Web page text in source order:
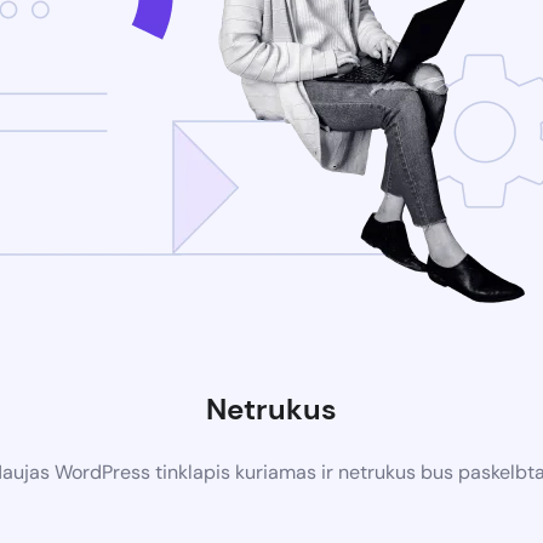
Netrukus
WordPress tinklapis kuriamas ir netrukus bus